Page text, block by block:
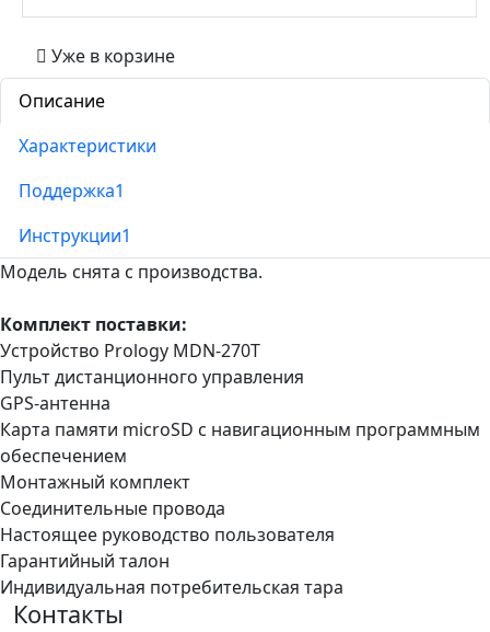
Уже в корзине
Описание
Характеристики
Поддержка1
Инструкции1
Модель снята с производства.
Комплект поставки:
Устройство Prology MDN-270T
Пульт дистанционного управления
GPS-антенна
Карта памяти microSD с навигационным программным
обеспечением
Монтажный комплект
Соединительные провода
Настоящее руководство пользователя
Гарантийный талон
Индивидуальная потребительская тара
Контакты